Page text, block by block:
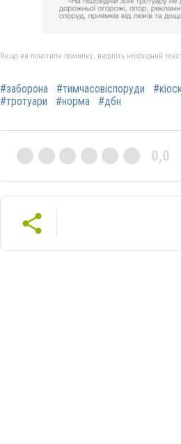
Якщо ви помітили помилку, виділіть необхідний
#заборона #тимчасовіспоруди
#тротуари
#норма #дбн
0,0